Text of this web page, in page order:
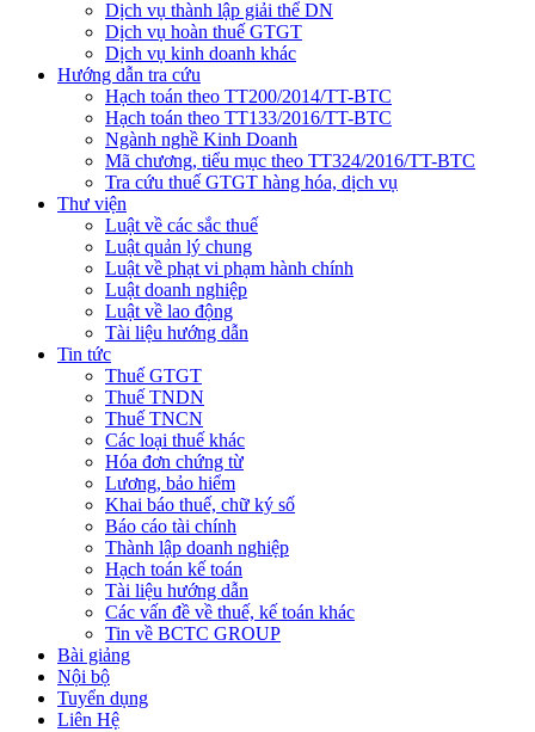
Dịch vụ thành lập giải thể DN
Dịch vụ hoàn thuế GTGT
Dịch vụ kinh doanh khác
Hướng dẫn tra cứu
Hạch toán theo TT200/2014/TT-BTC
Hạch toán theo TT133/2016/TT-BTC
Ngành nghề Kinh Doanh
Mã chương, tiểu mục theo TT324/2016/TT-BTC
Tra cứu thuế GTGT hàng hóa, dịch vụ
Thư viện
Luật về các sắc thuế
Luật quản lý chung
Luật về phạt vi phạm hành chính
Luật doanh nghiệp
Luật về lao động
Tài liệu hướng dẫn
Tin tức
Thuế GTGT
Thuế TNDN
Thuế TNCN
Các loại thuế khác
Hóa đơn chứng từ
Lương, bảo hiểm
Khai báo thuế, chữ ký số
Báo cáo tài chính
Thành lập doanh nghiệp
Hạch toán kế toán
Tài liệu hướng dẫn
Các vấn đề về thuế, kế toán khác
Tin về BCTC GROUP
Bài giảng
Nội bộ
Tuyển dụng
Liên Hệ